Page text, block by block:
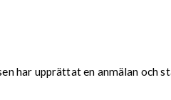
har upprättat en anmälan